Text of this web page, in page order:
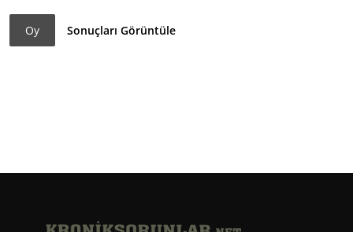
Oy Sonuçları Görüntüle